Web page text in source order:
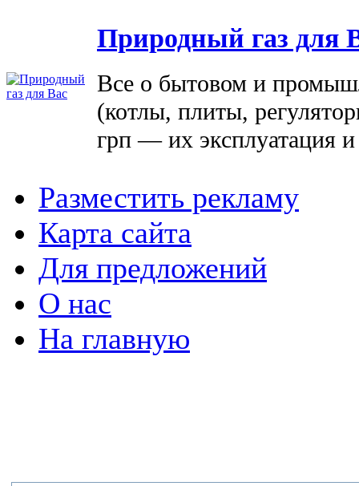
Природный газ для
Все о бытовом и
(котлы, плиты,
грп — их эксплуатация
Разместить рекламу
Карта сайта
Для предложений
О нас
На главную